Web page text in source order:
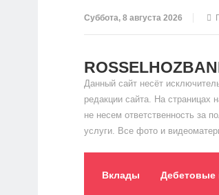
Суббота, 8 августа 2026
Данный сайт несёт
редакции сайта. На
не несем ответственность за
услуги. Все фото и
Вклады Дебетовые